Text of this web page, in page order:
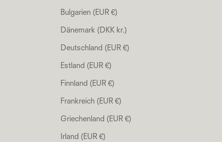
Bulgarien (EUR €)
Dänemark (DKK kr.)
Deutschland (EUR €)
Estland (EUR €)
Finnland (EUR €)
Frankreich (EUR €)
Griechenland (EUR €)
Irland (EUR €)